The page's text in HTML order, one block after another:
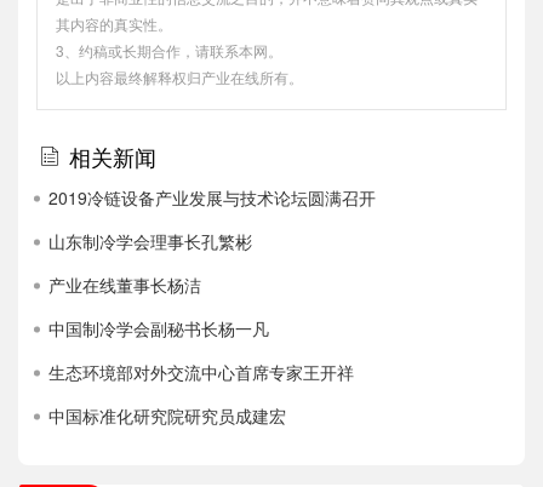
其内容的真实性。
3、约稿或长期合作，请联系本网。
以上内容最终解释权归产业在线所有。
相关新闻
2019冷链设备产业发展与技术论坛圆满召开
山东制冷学会理事长孔繁彬
产业在线董事长杨洁
中国制冷学会副秘书长杨一凡
生态环境部对外交流中心首席专家王开祥
中国标准化研究院研究员成建宏